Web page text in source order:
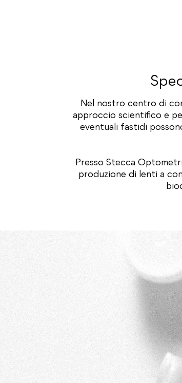
Nel nostro centro di
approccio scientifico e
eventuali fastidi
Presso Stecca
produzione di lenti a